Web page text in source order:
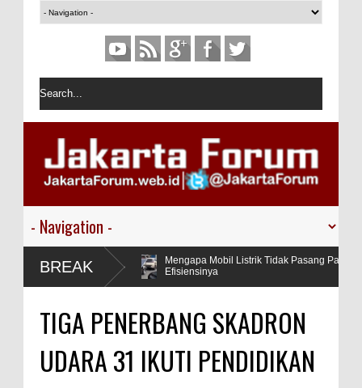
BREAK
Mengapa Mobil Listrik Tidak Pasang Panel Surya
Efisiensinya
TIGA PENERBANG SKADRON
UDARA 31 IKUTI PENDIDIKAN